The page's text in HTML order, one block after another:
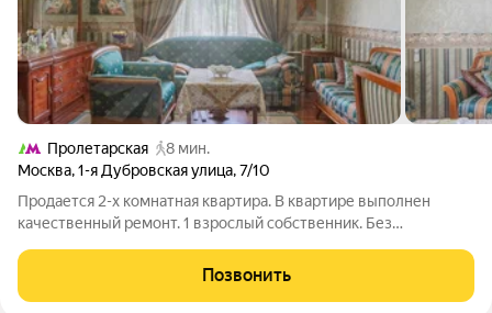
Пролетарская
8 мин.
Москва,1-я Дубровская улица,7/10
Продается 2-х комнатная квартира. В квартире выполнен
качественный ремонт. 1 взрослый собственник. Без
доступности от дома, благоустроенные парки с креативными
современными площадками для игр, спорта
Позвонить